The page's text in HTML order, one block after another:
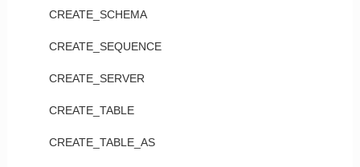
CREATE_SCHEMA
CREATE_SEQUENCE
CREATE_SERVER
CREATE_TABLE
CREATE_TABLE_AS